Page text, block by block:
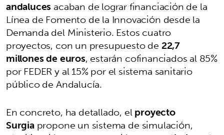
andalucesacaban de lograr financiación de la
Línea de Fomento de la Innovación desde la
Demanda del Ministerio. Estos cuatro
proyectos, con un presupuesto de 22,7
millones de euros, estarán cofinanciados al 85%
por FEDER y al 15% por el sistema sanitario
público de Andalucía.
En concreto, ha detallado, elproyecto
Surgiapropone un sistema de simulación,